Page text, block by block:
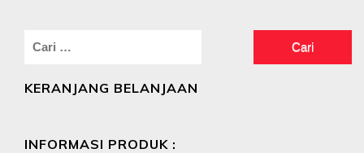
Cari
KERANJANG BELANJAAN
INFORMASI PRODUK :